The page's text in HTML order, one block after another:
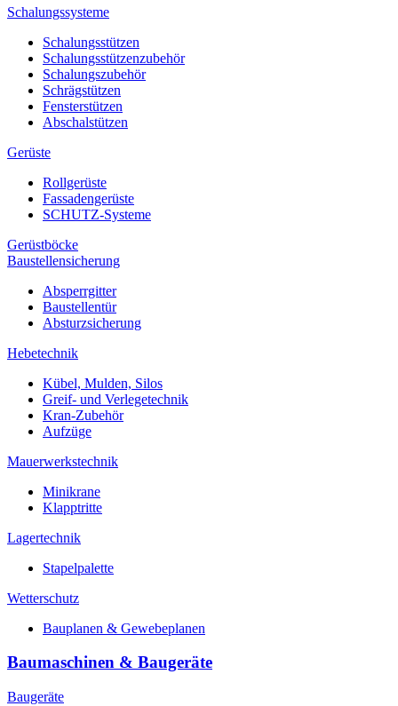
Schalungssysteme
Schalungsstützen
Schalungsstützenzubehör
Schalungszubehör
Schrägstützen
Fensterstützen
Abschalstützen
Gerüste
Rollgerüste
Fassadengerüste
SCHUTZ-Systeme
Gerüstböcke
Baustellensicherung
Absperrgitter
Baustellentür
Absturzsicherung
Hebetechnik
Kübel, Mulden, Silos
Greif- und Verlegetechnik
Kran-Zubehör
Aufzüge
Mauerwerkstechnik
Minikrane
Klapptritte
Lagertechnik
Stapelpalette
Wetterschutz
Bauplanen & Gewebeplanen
Baumaschinen & Baugeräte
Baugeräte